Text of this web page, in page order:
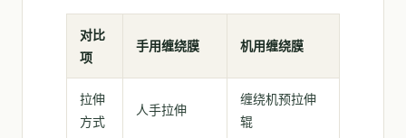
对比
项
手用缠绕膜 机用缠绕膜
拉伸
方式
人手拉伸
缠绕机预拉伸
辊